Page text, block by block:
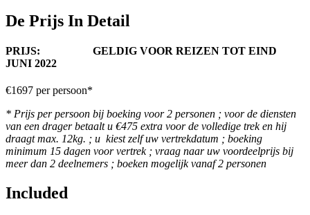
De Prijs In Detail
PRIJS: GELDIG VOOR REIZEN TOT EIND
JUNI 2022
€1697 per persoon*
* Prijs per persoon bij boeking voor 2 personen ; voor de diensten
van een drager betaalt u €475 extra voor de volledige trek en hij
draagt max. 12kg. ; u kiest zelf uw vertrekdatum ; boeking
minimum 15 dagen voor vertrek ; vraag naar uw voordeelprijs bij
meer dan 2 deelnemers ; boeken mogelijk vanaf 2 personen
Included